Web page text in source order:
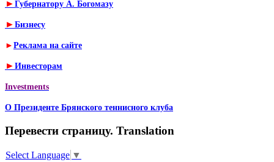
► Губернатору А. Богомазу
► Бизнесу
► Реклама на сайте
► Инвесторам
Investments
О Президенте Брянского теннисного клуба
Перевести страницу. Translation
Select Language ▼